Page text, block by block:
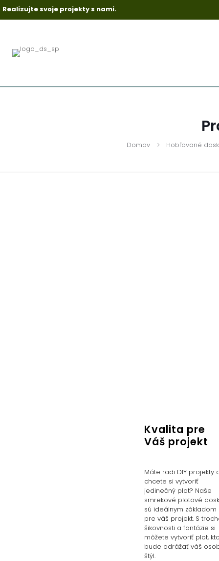
Realizujte svoje projekty s nami.
Domov Hobľované
Kvalita pre
Váš projekt
Máte radi DIY projekty
chcete si vytvoriť
jedinečný plot? Naše
smrekové plotové
sú ideálnym základom
pre váš projekt. S
šikovnosti a fantázie si
môžete vytvoriť plot,
bude odrážať váš
štýl.